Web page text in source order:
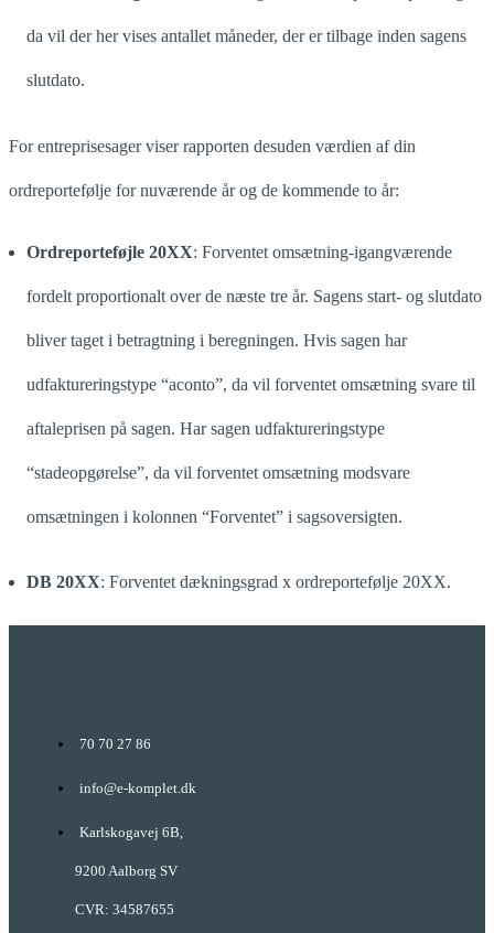
da vil der her vises antallet måneder, der er tilbage inden sagens
slutdato.
For entreprisesager viser rapporten desuden værdien af din
ordreportefølje for nuværende år og de kommende to år:
Ordreporteføjle 20XX: Forventet omsætning-igangværende
fordelt proportionalt over de næste tre år. Sagens start- og slutdato
bliver taget i betragtning i beregningen. Hvis sagen har
udfaktureringstype “aconto”, da vil forventet omsætning svare til
aftaleprisen på sagen. Har sagen udfaktureringstype
“stadeopgørelse”, da vil forventet omsætning modsvare
omsætningen i kolonnen “Forventet” i sagsoversigten.
DB 20XX: Forventet dækningsgrad x ordreportefølje 20XX.
70 70 27 86
info@e-komplet.dk
Karlskogavej 6B,
9200 Aalborg SV
CVR: 34587655